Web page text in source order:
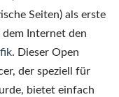
Seiten) als erste
dem Internet den
. Dieser Open
der speziell für
bietet einfach